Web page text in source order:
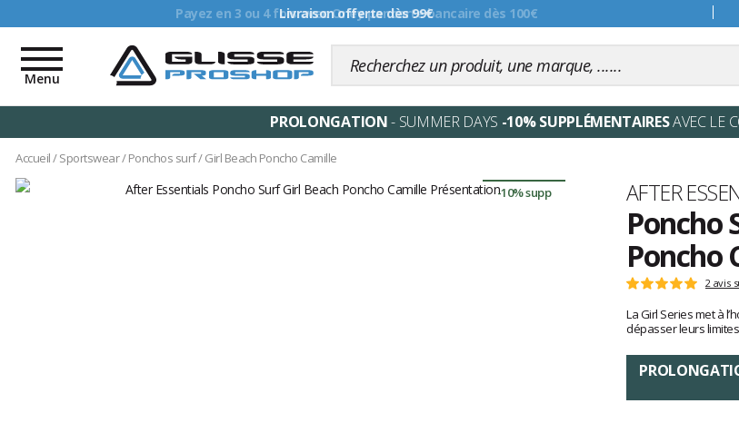
Livraison offerte dès 99€
Toggle
navigation
Menu
PROLONGATION- SUMMER DAYS -10% SUPPLÉMENTAIRESAVEC LE
Accueil/Sportswear/Ponchos surf/Girl Beach Poncho Camille
-10% supp Marque
AFTER
Poncho
Poncho
Les
clients
Note
:
5
sur
5
2 avis
La Girl Series met à
dépasser leurs